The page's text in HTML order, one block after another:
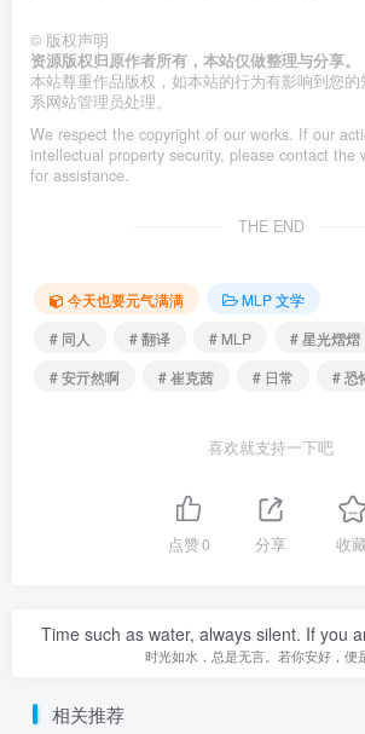
© 版权声明
资源版权归原作者所有，本站仅做整理与分享。
本站尊重作品版权，如本站的行为有影响到您
系网站管理员处理。
We respect the copyright of our works. If our
intellectual property security, please contact the
for assistance.
THE END
今天也要元气满满
MLP 文学
# 同人
# 翻译 # MLP # 星光熠熠
# 安亓然啊
# 崔克茜 # 日常 # 恐
喜欢就支持一下吧
点赞0 分享 收
Time such as water, always silent. If you
时光如水，总是无言。若你安好，便
相关推荐